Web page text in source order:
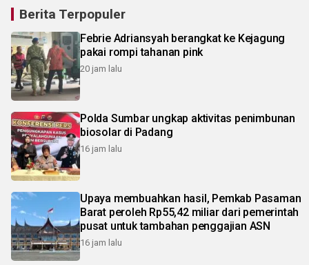
Berita Terpopuler
Febrie Adriansyah berangkat ke Kejagung
pakai rompi tahanan pink
20 jam lalu
Polda Sumbar ungkap aktivitas penimbunan
biosolar di Padang
16 jam lalu
Upaya membuahkan hasil, Pemkab Pasaman
Barat peroleh Rp55,42 miliar dari pemerintah
pusat untuk tambahan penggajian ASN
16 jam lalu